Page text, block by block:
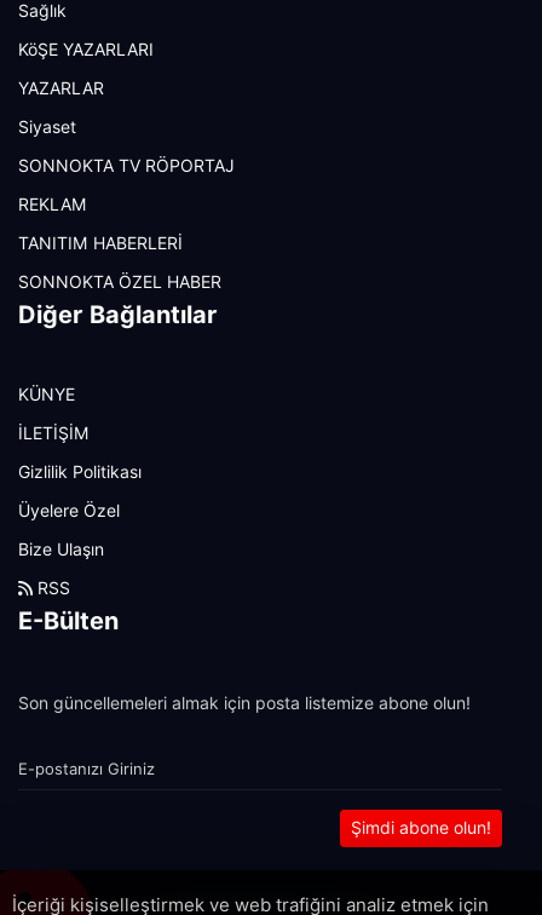
Sağlık
KöŞE YAZARLARI
YAZARLAR
Siyaset
SONNOKTA TV RÖPORTAJ
REKLAM
TANITIM HABERLERİ
SONNOKTA ÖZEL HABER
Diğer Bağlantılar
KÜNYE
İLETİŞİM
Gizlilik Politikası
Üyelere Özel
Bize Ulaşın
RSS
E-Bülten
Son güncellemeleri almak için posta listemize abone olun!
Şimdi abone olun!
İçeriği kişiselleştirmek ve web trafiğini analiz etmek için